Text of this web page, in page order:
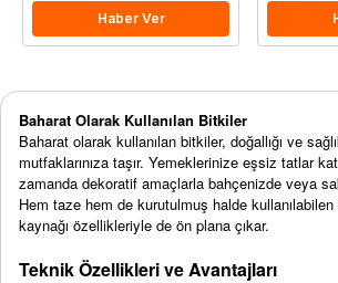
Haber Ver
Baharat Olarak Kullanılan Bitkiler
Baharat olarak kullanılan bitkiler, doğallığı ve
mutfaklarınıza taşır. Yemeklerinize eşsiz tatlar
zamanda dekoratif amaçlarla bahçenizde veya
Hem taze hem de kurutulmuş halde
kaynağı özellikleriyle de ön plana çıkar.
Teknik Özellikleri ve Avantajları